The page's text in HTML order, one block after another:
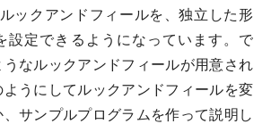
ックアンドフィールを、独立した形
設定できるようになっています。で
なルックアンドフィールが用意され
うにしてルックアンドフィールを変
サンプルプログラムを作って説明し